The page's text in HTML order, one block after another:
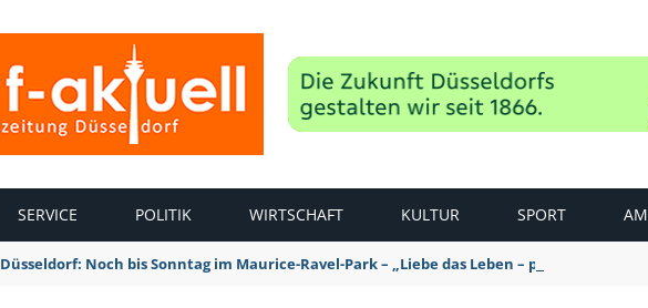
SERVICE POLITIK WIRTSCHAFT KULTUR SPORT
Düsseldorf: Noch bis Sonntag im Maurice-Ravel-Park – „Liebe das Leben – pempelfort